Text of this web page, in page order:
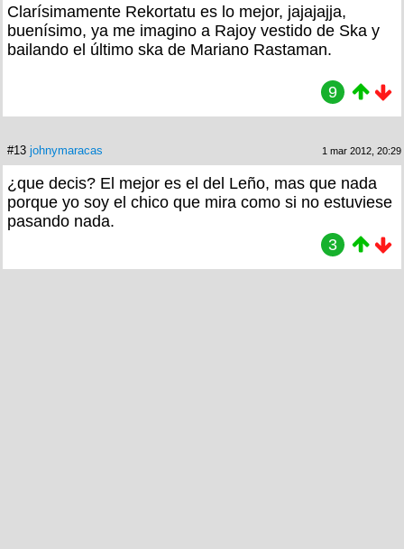
Clarísimamente Rekortatu es lo mejor, jajajajja,
buenísimo, ya me imagino a Rajoy vestido de Ska y
bailando el último ska de Mariano Rastaman.
9
#13 johnymaracas 1 mar 2012, 20:29
¿que decis? El mejor es el del Leño, mas que nada
porque yo soy el chico que mira como si no estuviese
pasando nada.
3